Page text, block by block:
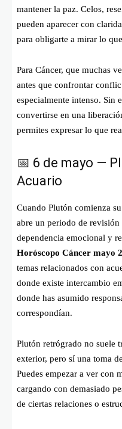
mantener la paz. Celos,
pueden aparecer con
para obligarte a mirar lo
Para Cáncer, que muchas
antes que confrontar
especialmente intenso. Sin
convertirse en una
permites expresar lo que
📅 6 de mayo —
Acuario
Cuando Plutón comienza
abre un periodo de
dependencia emocional y
Horóscopo Cáncer mayo
temas relacionados con
donde existe intercambio
donde has asumido
correspondían.
Plutón retrógrado no suele
exterior, pero sí una toma
Puedes empezar a ver con
cargando con demasiado
de ciertas relaciones o